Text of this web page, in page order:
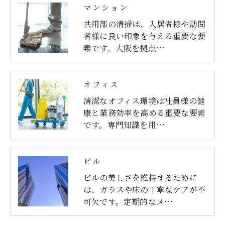
マンション
共用部の清掃は、入居者様や訪問
者様に良い印象を与える重要な要
素です。大阪を拠点…
オフィス
清潔なオフィス環境は社員様の健
康と業務効率を高める重要な要素
です。専門知識を用…
ビル
ビルの美しさを維持するために
は、ガラスや床の丁寧なケアが不
可欠です。定期的なメ…